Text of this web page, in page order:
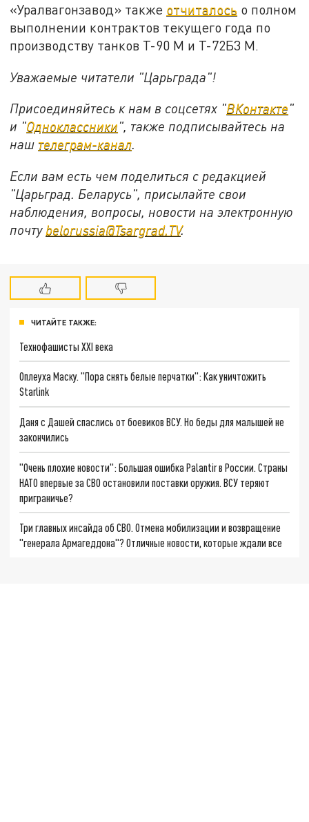
«Уралвагонзавод» также отчиталось о полном
выполнении контрактов текущего года по
производству танков Т-90 М и Т-72Б3 М.
Уважаемые читатели "Царьграда"!
Присоединяйтесь к нам в соцсетях "ВКонтакте"
и "Одноклассники", также подписывайтесь на
наш телеграм-канал.
Если вам есть чем поделиться с редакцией
"Царьград. Беларусь", присылайте свои
наблюдения, вопросы, новости на электронную
почту belorussia@Tsargrad.TV.
ЧИТАЙТЕ ТАКЖЕ:
Технофашисты XXI века
Оплеуха Маску. "Пора снять белые перчатки": Как уничтожить
Starlink
Даня с Дашей спаслись от боевиков ВСУ. Но беды для малышей не
закончились
"Очень плохие новости": Большая ошибка Palantir в России. Страны
НАТО впервые за СВО остановили поставки оружия. ВСУ теряют
приграничье?
Три главных инсайда об СВО. Отмена мобилизации и возвращение
"генерала Армагеддона"? Отличные новости, которые ждали все